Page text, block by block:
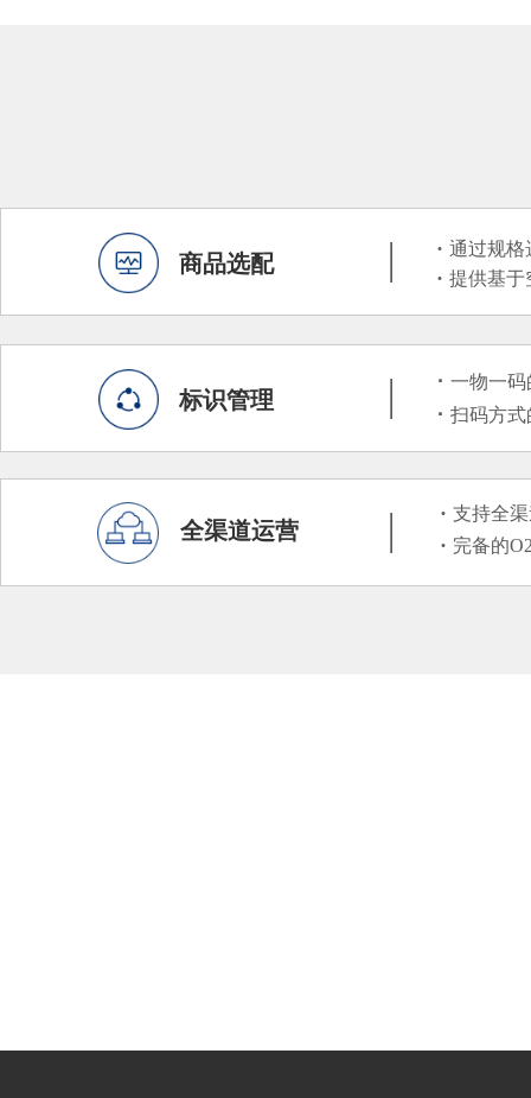
· 通过规格
· 提供基于
商品选配
标识管理
· 一物一码
· 扫码方式
· 支持全
· 完备的
全渠道运营